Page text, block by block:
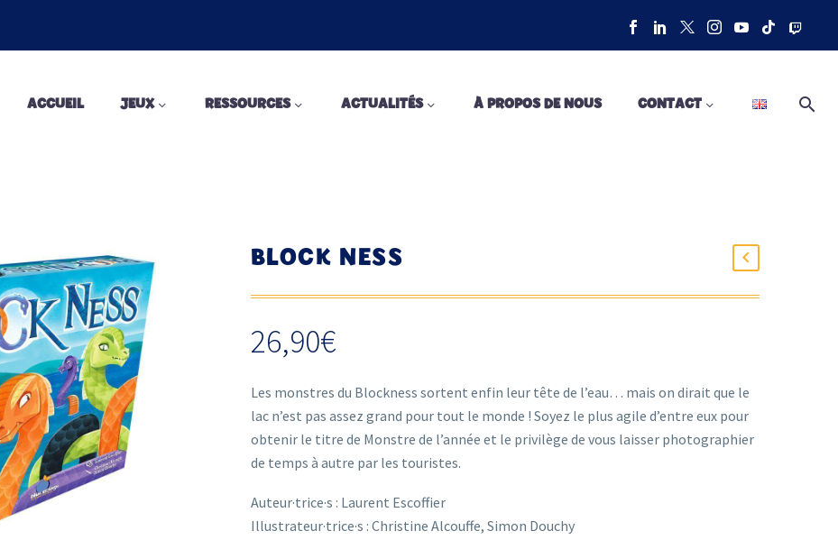
ACCUEIL JEUX RESSOURCES ACTUALITÉS À PROPOS DE NOUS CONTACT
BLOCK NESS
26,90€
Les monstres du Blockness sortent enfin leur tête de l’eau… mais on dirait que le
lac n’est pas assez grand pour tout le monde ! Soyez le plus agile d’entre eux pour
obtenir le titre de Monstre de l’année et le privilège de vous laisser photographier
de temps à autre par les touristes.
Auteur·trice·s : Laurent Escoffier
Illustrateur·trice·s : Christine Alcouffe, Simon Douchy